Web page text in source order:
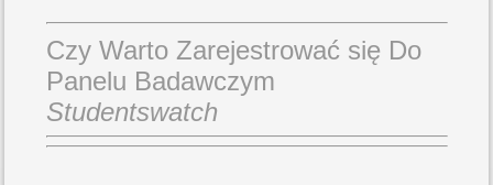
Czy Warto Zarejestrować się Do
Panelu Badawczym
Studentswatch